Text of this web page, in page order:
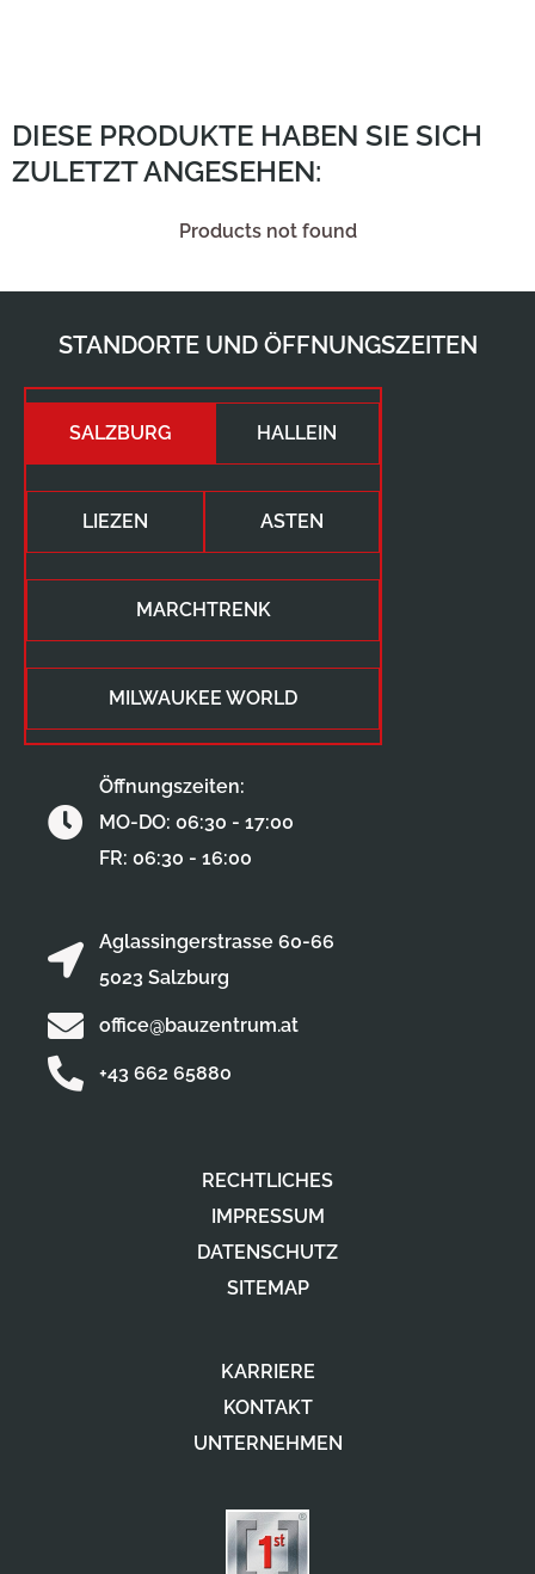
DIESE PRODUKTE HABEN SIE SICH
ZULETZT ANGESEHEN:
Products not found
RECHTLICHES
IMPRESSUM
DATENSCHUTZ
SITEMAP
KARRIERE
KONTAKT
UNTERNEHMEN
STANDORTE UND ÖFFNUNGSZEITEN
SALZBURG HALLEIN
LIEZEN ASTEN
MARCHTRENK
MILWAUKEE WORLD
Aglassingerstrasse 60-66
5023 Salzburg
office@bauzentrum.at
+43 662 65880
Öffnungszeiten:
MO-DO: 06:30 - 17:00
FR: 06:30 - 16:00